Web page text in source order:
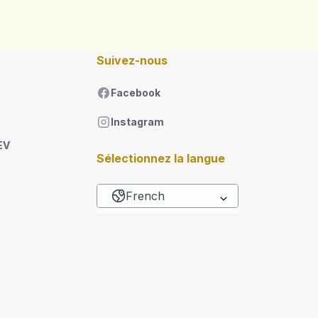
Suivez-nous
Facebook
Instagram
Sélectionnez la langue
French
Lister les actions